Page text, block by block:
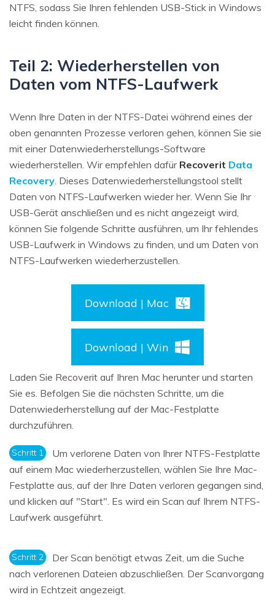
NTFS, sodass Sie Ihren fehlenden USB-Stick in Windows
leicht finden können.
Teil 2: Wiederherstellen von
Daten vom NTFS-Laufwerk
Wenn Ihre Daten in der NTFS-Datei während eines der
oben genannten Prozesse verloren gehen, können Sie sie
mit einer Datenwiederherstellungs-Software
wiederherstellen. Wir empfehlen dafür Recoverit Data
Recovery. Dieses Datenwiederherstellungstool stellt
Daten von NTFS-Laufwerken wieder her. Wenn Sie Ihr
USB-Gerät anschließen und es nicht angezeigt wird,
können Sie folgende Schritte ausführen, um Ihr fehlendes
USB-Laufwerk in Windows zu finden, und um Daten von
NTFS-Laufwerken wiederherzustellen.
Download | Mac
Download | Win
Laden Sie Recoverit auf Ihren Mac herunter und starten
Sie es. Befolgen Sie die nächsten Schritte, um die
Datenwiederherstellung auf der Mac-Festplatte
durchzuführen.
Schritt 1
Um verlorene Daten von Ihrer NTFS-Festplatte
auf einem Mac wiederherzustellen, wählen Sie Ihre Mac-
Festplatte aus, auf der Ihre Daten verloren gegangen sind,
und klicken auf "Start". Es wird ein Scan auf Ihrem NTFS-
Laufwerk ausgeführt.
Schritt 2
Der Scan benötigt etwas Zeit, um die Suche
nach verlorenen Dateien abzuschließen. Der Scanvorgang
wird in Echtzeit angezeigt.